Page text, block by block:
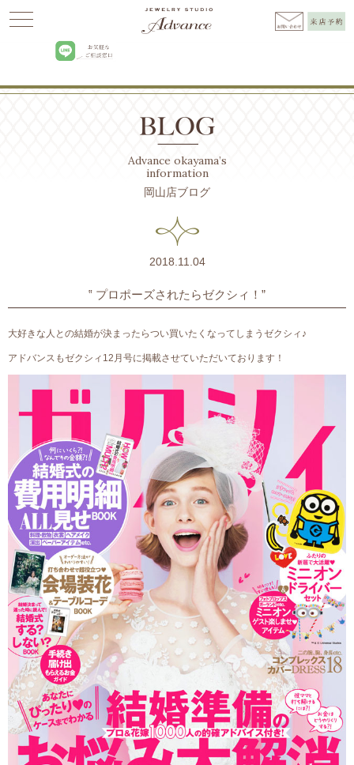
‟ プロポーズされたらゼクシィ！”
Advance okayama’s
information
岡山店ブログ
2018.11.04
‟ プロポーズされたらゼクシィ！”
大好きな人との結婚が決まったらつい買いたくなってしまうゼクシィ♪
アドバンスもゼクシィ12月号に掲載させていただいております！